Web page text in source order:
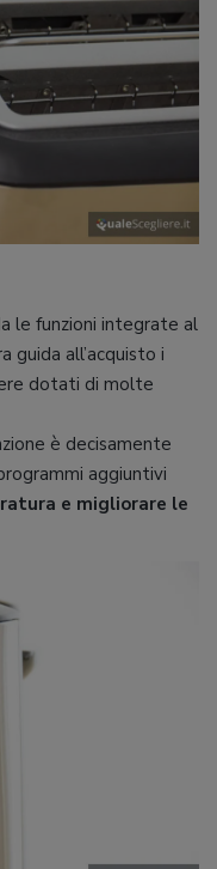
le funzioni integrate al
guida all’acquisto i
dotati di molte
è decisamente
aggiuntivi
e migliorare le